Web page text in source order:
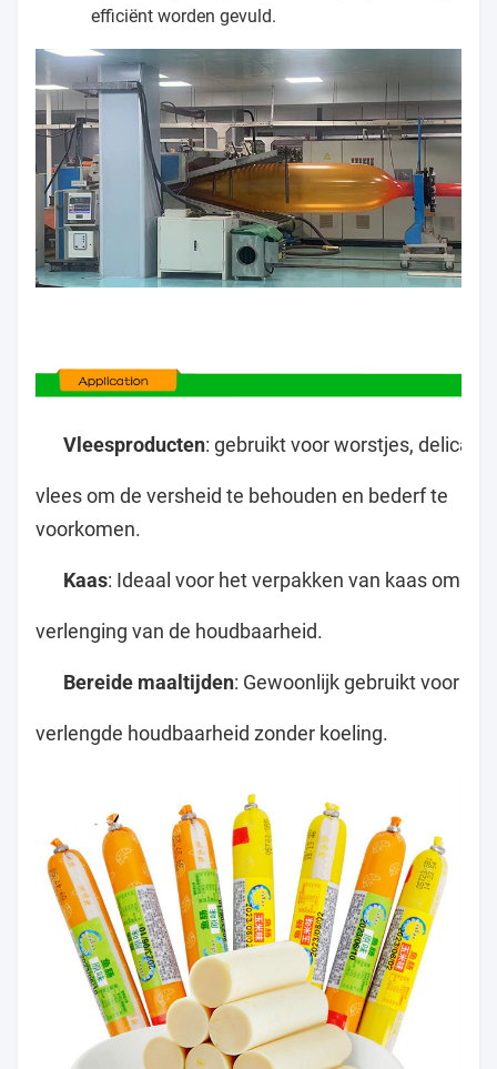
efficiënt worden gevuld.
Vleesproducten: gebruikt voor worstjes,
vlees om de versheid te behouden en bederf te
voorkomen.
Kaas: Ideaal voor het verpakken van kaas om
verlenging van de houdbaarheid.
Bereide maaltijden: Gewoonlijk gebruikt voor
verlengde houdbaarheid zonder koeling.